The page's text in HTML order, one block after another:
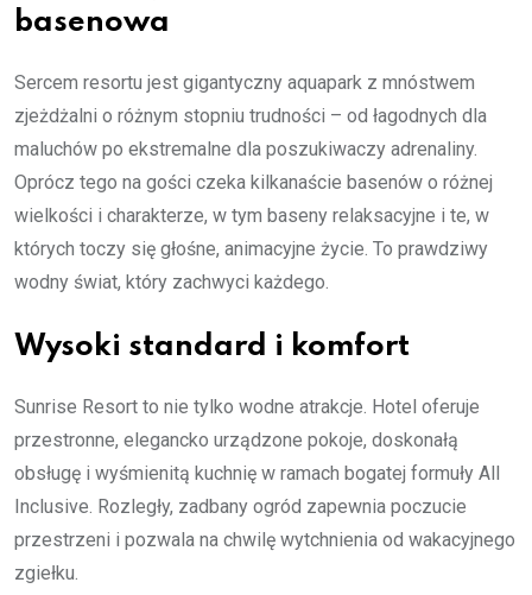
basenowa
Sercem resortu jest gigantyczny aquapark z mnóstwem
zjeżdżalni o różnym stopniu trudności – od łagodnych dla
maluchów po ekstremalne dla poszukiwaczy adrenaliny.
Oprócz tego na gości czeka kilkanaście basenów o różnej
wielkości i charakterze, w tym baseny relaksacyjne i te, w
których toczy się głośne, animacyjne życie. To prawdziwy
wodny świat, który zachwyci każdego.
Wysoki standard i komfort
Sunrise Resort to nie tylko wodne atrakcje. Hotel oferuje
przestronne, elegancko urządzone pokoje, doskonałą
obsługę i wyśmienitą kuchnię w ramach bogatej formuły All
Inclusive. Rozległy, zadbany ogród zapewnia poczucie
przestrzeni i pozwala na chwilę wytchnienia od wakacyjnego
zgiełku.